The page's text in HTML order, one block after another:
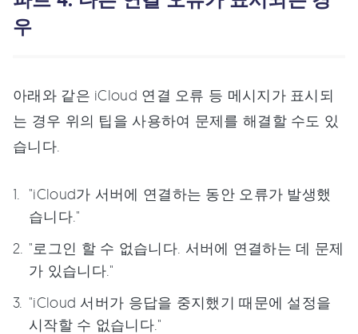
우
아래와 같은 iCloud 연결 오류 등 메시지가 표시되
는 경우 위의 팁을 사용하여 문제를 해결할 수도 있
습니다.
"iCloud가 서버에 연결하는 동안 오류가 발생했
습니다."
"로그인 할 수 없습니다. 서버에 연결하는 데 문제
가 있습니다."
"iCloud 서버가 응답을 중지했기 때문에 설정을
시작할 수 없습니다."